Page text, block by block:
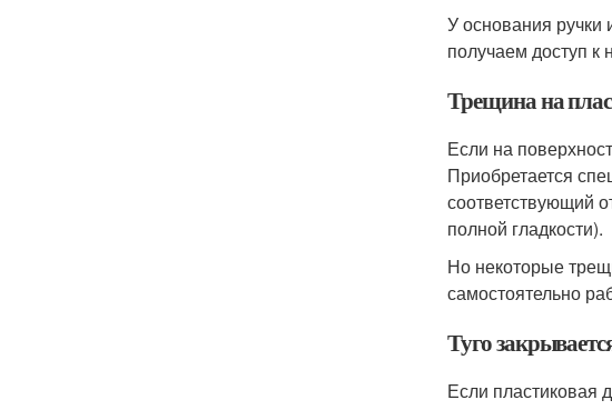
У основания ручки
получаем доступ к
Трещина на
Если на
Приобретается
соответствующий
полной гладкости).
Но некоторые
самостоятельно
Туго
Если пластиковая